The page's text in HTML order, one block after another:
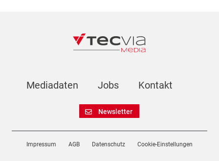
Mediadaten Jobs Kontakt
Newsletter
Impressum AGB Datenschutz Cookie-Einstellungen